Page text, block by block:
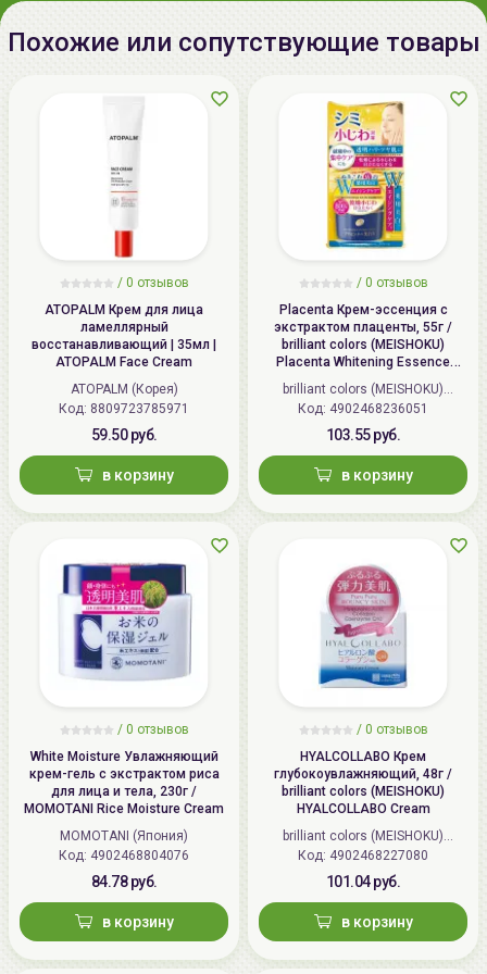
ретинолом, витамином С.
Похожие или сопутствующие товары
/ 0 отзывов
ATOPALM Крем для лица
ламеллярный
восстанавливающий | 35мл |
ATOPALM Face Cream
ATOPALM (Корея)
Код: 8809723785971
59.50 руб.
в корзину
/ 0 отзывов
Placenta Крем-эссенция с
экстрактом плаценты, 55г /
brilliant colors (MEISHOKU)
Placenta Whitening Essence
Cream
brilliant colors (MEISHOKU)
(Япония)
Код: 4902468236051
103.55 руб.
в корзину
/ 0 отзывов
White Moisture Увлажняющий
крем-гель с экстрактом риса
для лица и тела, 230г /
MOMOTANI Rice Moisture Cream
MOMOTANI (Япония)
Код: 4902468804076
84.78 руб.
в корзину
/ 0 отзывов
HYALCOLLABO Крем
глубокоувлажняющий, 48г /
brilliant colors (MEISHOKU)
HYALCOLLABO Cream
brilliant colors (MEISHOKU)
(Япония)
Код: 4902468227080
101.04 руб.
в корзину